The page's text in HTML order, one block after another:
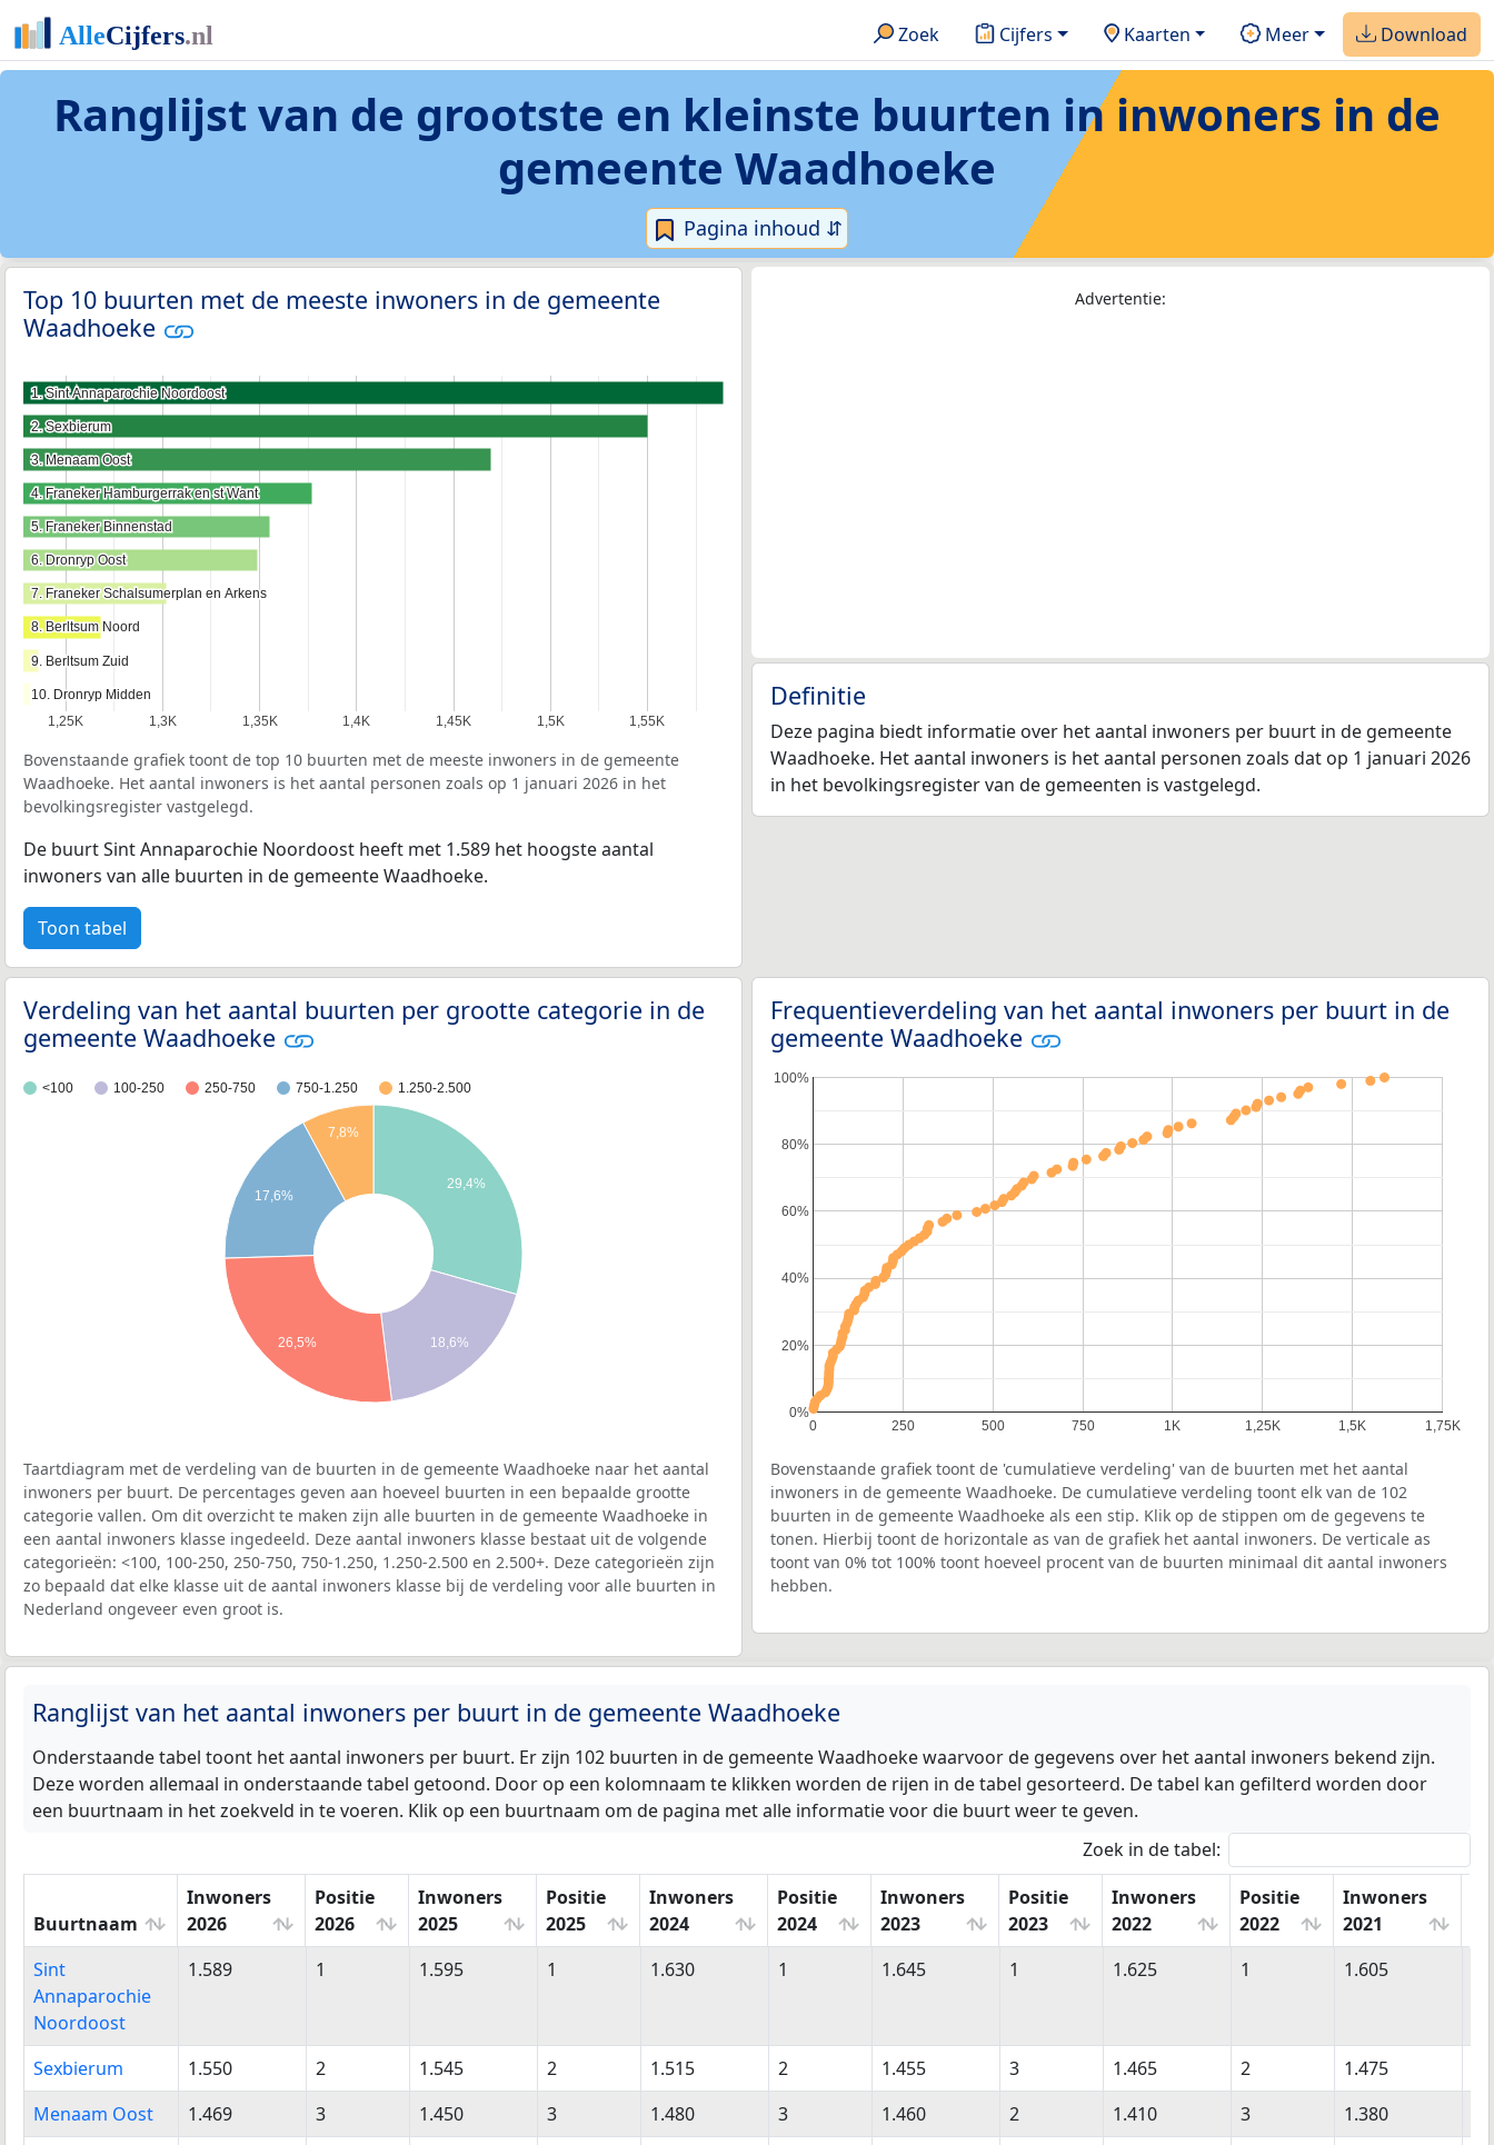
Zoek Cijfers Kaarten Meer Download
Ranglijst van de grootste en kleinste buurten in inwoners in de
gemeente Waadhoeke
Pagina inhoud ⇵
Top 10 buurten met de meeste inwoners in de gemeente
Waadhoeke
1,25K 1,3K 1,35K 1,4K 1,45K 1,5K 1,55K
1. Sint Annaparochie Noordoost
1. Sint Annaparochie Noordoost
2. Sexbierum
2. Sexbierum
3. Menaam Oost
3. Menaam Oost
4. Franeker Hamburgerrak en st Want
4. Franeker Hamburgerrak en st Want
5. Franeker Binnenstad
5. Franeker Binnenstad
6. Dronryp Oost
6. Dronryp Oost
7. Franeker Schalsumerplan en Arkens
7. Franeker Schalsumerplan en Arkens
8. Berltsum Noord
8. Berltsum Noord
9. Berltsum Zuid
9. Berltsum Zuid
10. Dronryp Midden
10. Dronryp Midden
Bovenstaande grafiek toont de top 10 buurten met de meeste inwoners in de gemeente
Waadhoeke. Het aantal inwoners is het aantal personen zoals op 1 januari 2026 in het
bevolkingsregister vastgelegd.
De buurt Sint Annaparochie Noordoost heeft met 1.589 het hoogste aantal
inwoners van alle buurten in de gemeente Waadhoeke.
Toon tabel
Advertentie:
Definitie
Deze pagina biedt informatie over het aantal inwoners per buurt in de gemeente
Waadhoeke. Het aantal inwoners is het aantal personen zoals dat op 1 januari 2026
in het bevolkingsregister van de gemeenten is vastgelegd.
Verdeling van het aantal buurten per grootte categorie in de
gemeente Waadhoeke
<100 100-250 250-750 750-1.250 1.250-2.500
29,4%
18,6%
7,8%
17,6%
26,5%
Taartdiagram met de verdeling van de buurten in de gemeente Waadhoeke naar het aantal
inwoners per buurt. De percentages geven aan hoeveel buurten in een bepaalde grootte
categorie vallen. Om dit overzicht te maken zijn alle buurten in de gemeente Waadhoeke in
een aantal inwoners klasse ingedeeld. Deze aantal inwoners klasse bestaat uit de volgende
categorieën: <100, 100-250, 250-750, 750-1.250, 1.250-2.500 en 2.500+. Deze categorieën zijn
zo bepaald dat elke klasse uit de aantal inwoners klasse bij de verdeling voor alle buurten in
Nederland ongeveer even groot is.
Frequentieverdeling van het aantal inwoners per buurt in de
gemeente Waadhoeke
0 250 500 750 1K 1,25K 1,5K 1,75K
0%
20%
40%
60%
80%
100%
Bovenstaande grafiek toont de 'cumulatieve verdeling' van de buurten met het aantal
inwoners in de gemeente Waadhoeke. De cumulatieve verdeling toont elk van de 102
buurten in de gemeente Waadhoeke als een stip. Klik op de stippen om de gegevens te
tonen. Hierbij toont de horizontale as van de grafiek het aantal inwoners. De verticale as
toont van 0% tot 100% toont hoeveel procent van de buurten minimaal dit aantal inwoners
hebben.
Ranglijst van het aantal inwoners per buurt in de gemeente Waadhoeke
Onderstaande tabel toont het aantal inwoners per buurt. Er zijn 102 buurten in de gemeente Waadhoeke waarvoor de gegevens over het aantal inwoners bekend zijn.
Deze worden allemaal in onderstaande tabel getoond. Door op een kolomnaam te klikken worden de rijen in de tabel gesorteerd. De tabel kan gefilterd worden door
een buurtnaam in het zoekveld in te voeren. Klik op een buurtnaam om de pagina met alle informatie voor die buurt weer te geven.
Zoek in de tabel:
Buurtnaam
Inwoners
2026
Positie
2026
Inwoners
2025
Positie
2025
Inwoners
2024
Positie
2024
Inwoners
2023
Positie
2023
Inwoners
2022
Positie
2022
Inwoners
2021
Buurtnaam
Inwoners
Positie
Inwoners
Positie
Inwoners
Positie
Inwoners
Positie
Inwoners
Positie
Inwoners
Sint
Annaparochie
Noordoost
1.589 1 1.595 1 1.630 1 1.645 1 1.625 1 1.605
Sexbierum 1.550 2 1.545 2 1.515 2 1.455 3 1.465 2 1.475
Menaam Oost
1.469 3 1.450 3 1.480 3 1.460 2 1.410 3 1.380